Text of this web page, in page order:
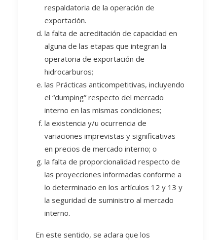
respaldatoria de la operación de
exportación.
la falta de acreditación de capacidad en
alguna de las etapas que integran la
operatoria de exportación de
hidrocarburos;
las Prácticas anticompetitivas, incluyendo
el “dumping” respecto del mercado
interno en las mismas condiciones;
la existencia y/u ocurrencia de
variaciones imprevistas y significativas
en precios de mercado interno; o
la falta de proporcionalidad respecto de
las proyecciones informadas conforme a
lo determinado en los artículos 12 y 13 y
la seguridad de suministro al mercado
interno.
En este sentido, se aclara que los